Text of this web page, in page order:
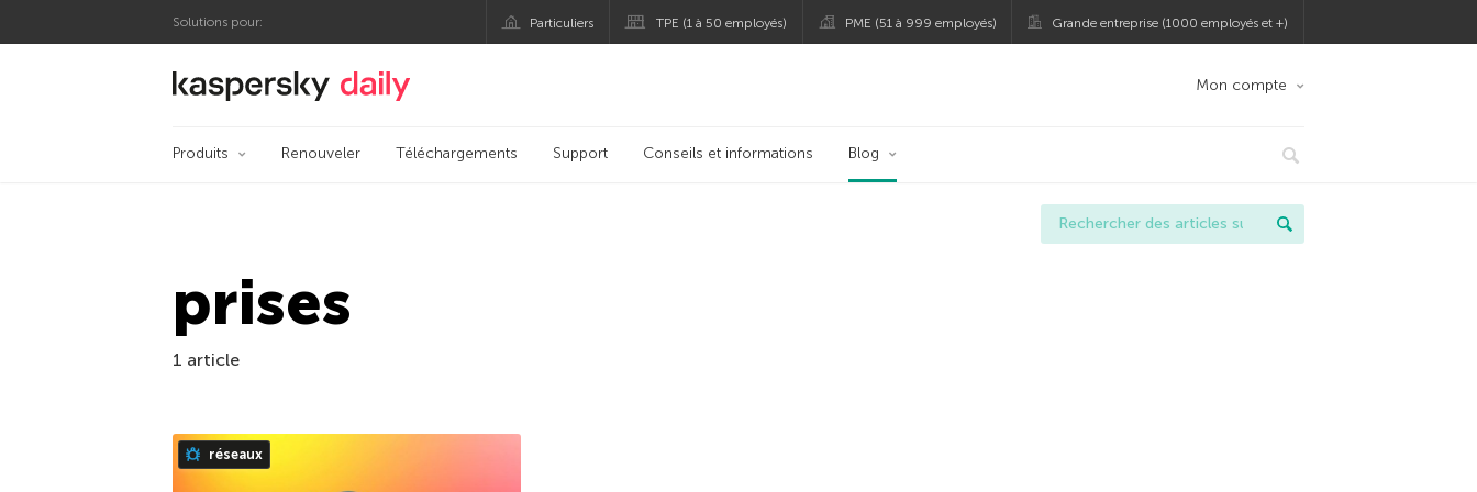
Solutions pour: Particuliers TPE (1 à 50 employés) PME (51 à 999 employés) Grande entreprise (1000 employés et +)
Blog officiel de Kaspersky Mon compte
Produits Renouveler Téléchargements Support Conseils et informations Blog
prises
1 article
réseaux